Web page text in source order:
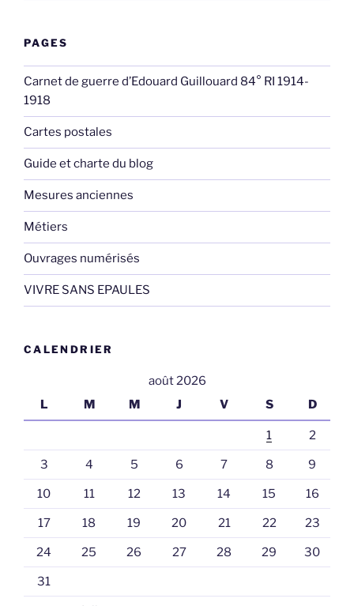
PAGES
Carnet de guerre d’Edouard Guillouard 84° RI 1914-
1918
Cartes postales
Guide et charte du blog
Mesures anciennes
Métiers
Ouvrages numérisés
VIVRE SANS EPAULES
CALENDRIER
août 2026
L
M M J V S D
1 2
3 4 5 6 7 8 9
10 11 12 13 14 15 16
17 18 19 20 21 22 23
24 25 26 27 28 29 30
31